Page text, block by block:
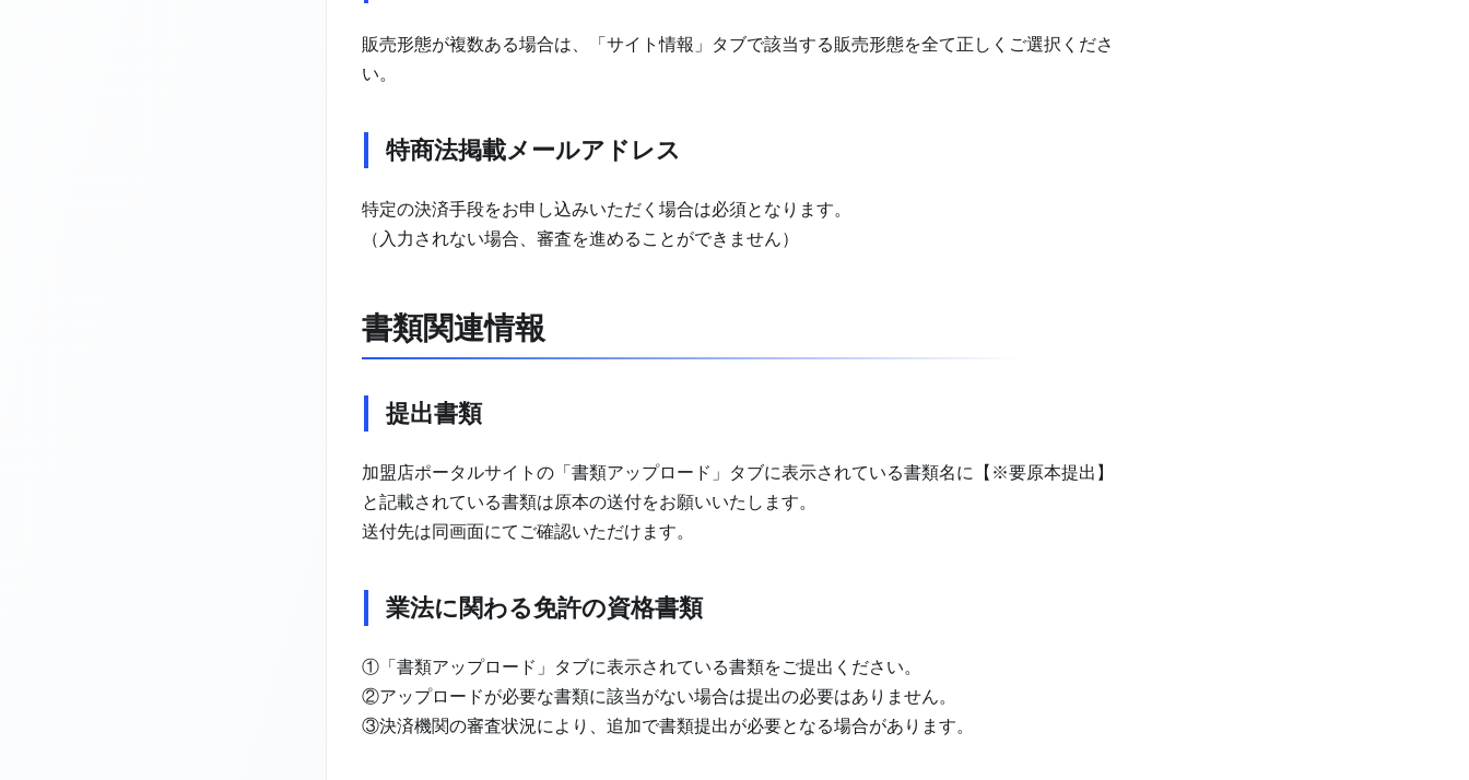
販売形態が複数ある場合は、「サイト情報」タブで該当する販売形態を全て正しくご選択くださ
い。
特商法掲載メールアドレス
特定の決済手段をお申し込みいただく場合は必須となります。
（入力されない場合、審査を進めることができません）
書類関連情報
提出書類
加盟店ポータルサイトの「書類アップロード」タブに表示されている書類名に【※要原本提出】
と記載されている書類は原本の送付をお願いいたします。
送付先は同画面にてご確認いただけます。
業法に関わる免許の資格書類
①「書類アップロード」タブに表示されている書類をご提出ください。
②アップロードが必要な書類に該当がない場合は提出の必要はありません。
③決済機関の審査状況により、追加で書類提出が必要となる場合があります。